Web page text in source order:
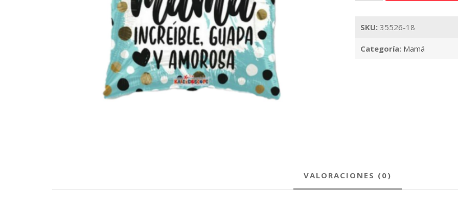
SKU: 35526-18
Categoría: Mamá
VALORACIONES (0)